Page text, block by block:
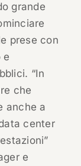
grande
prese con
e
“In
che
anche a
center
e